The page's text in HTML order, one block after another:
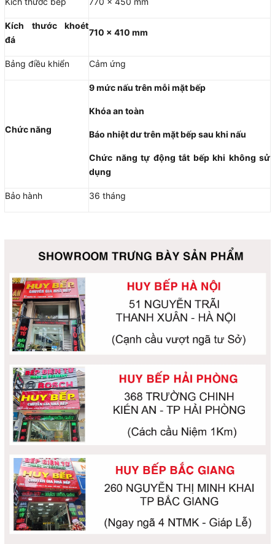
Kích thước khoét
đá
710 x 410 mm
Bảng điều khiển Cảm ứng
Chức năng
9 mức nấu trên mỗi mặt bếp
Khóa an toàn
Báo nhiệt dư trên mặt bếp sau khi nấu
Chức năng tự động tắt bếp khi không sử
dụng
Bảo hành 36 tháng